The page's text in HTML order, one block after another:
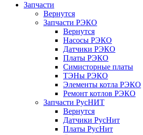
Запчасти
Вернутся
Запчасти РЭКО
Вернутся
Насосы РЭКО
Датчики РЭКО
Платы РЭКО
Симисторные платы
ТЭНы РЭКО
Элементы котла РЭКО
Ремонт котлов РЭКО
Запчасти РусНИТ
Вернутся
Датчики РусНит
Платы РусНит